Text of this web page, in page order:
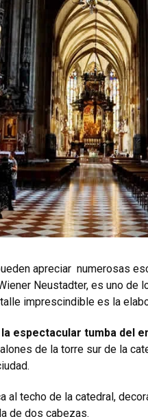
apreciar numerosas
Neustadter, es uno de
imprescindible es la
espectacular tumba del
de la torre sur de la
al techo de la catedral,
de dos cabezas.